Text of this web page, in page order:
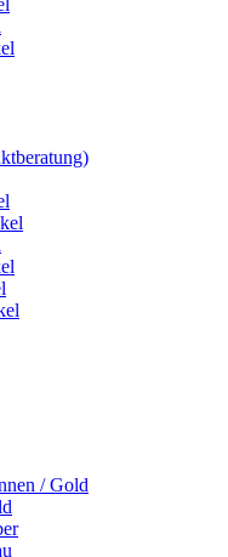
/ Gold